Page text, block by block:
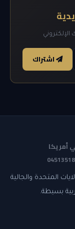
اشتراك
أمريكا
المتحدة والجالية
بسيطة.